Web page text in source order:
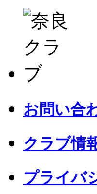
お問い合
クラブ情
プライバ